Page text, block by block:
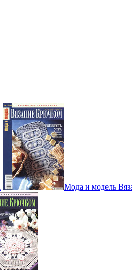
Мода и модель